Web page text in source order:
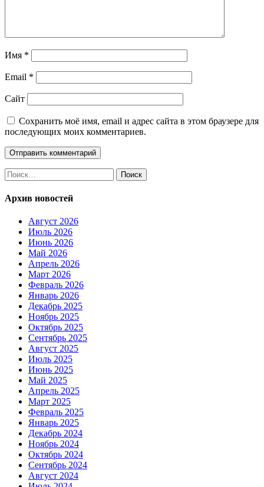
Имя *
Email *
Сайт
Сохранить моё имя, email и адрес сайта в этом браузере для
последующих моих комментариев.
Найти:
Архив новостей
Август 2026
Июль 2026
Июнь 2026
Май 2026
Апрель 2026
Март 2026
Февраль 2026
Январь 2026
Декабрь 2025
Ноябрь 2025
Октябрь 2025
Сентябрь 2025
Август 2025
Июль 2025
Июнь 2025
Май 2025
Апрель 2025
Март 2025
Февраль 2025
Январь 2025
Декабрь 2024
Ноябрь 2024
Октябрь 2024
Сентябрь 2024
Август 2024